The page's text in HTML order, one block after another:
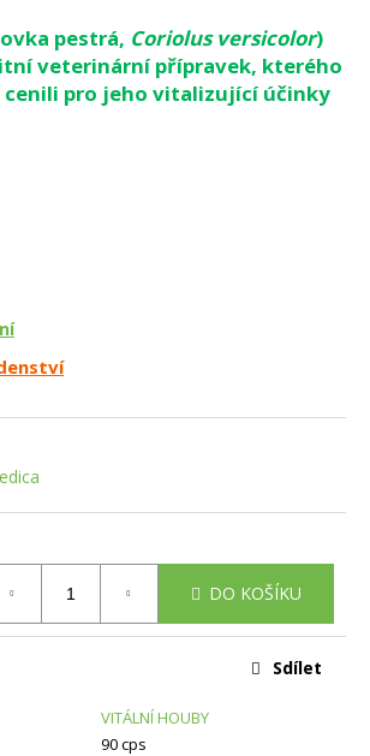
pestrá, Coriolus versicolor)
veterinární přípravek, kterého
cenili pro jeho vitalizující účinky
DO KOŠÍKU
VITÁLNÍ HOUBY
90 cps
Sdílet